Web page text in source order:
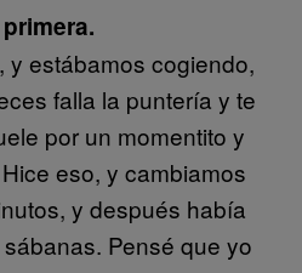
y estábamos cogiendo,
falla la puntería y te
por un momentito y
eso, y cambiamos
y después había
Pensé que yo